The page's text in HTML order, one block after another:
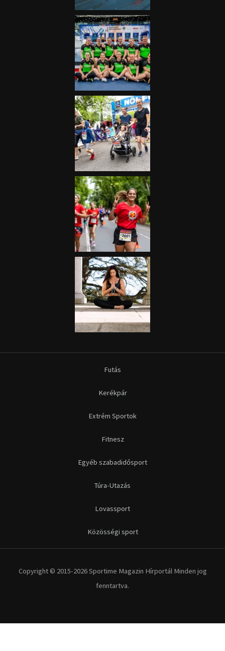
Futás
Kerékpár
Extrém Sportok
Fitnesz
Egyéb szabadidősport
Túra-Utazás
Lovassport
Közösségi sport
Copyright © 2015-2026 Sportime Magazin Hírportál Minden jog
fenntartva.